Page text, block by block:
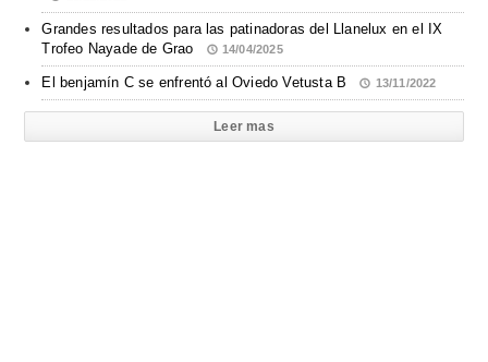
Grandes resultados para las patinadoras del Llanelux en el IX
Trofeo Nayade de Grao
14/04/2025
El benjamín C se enfrentó al Oviedo Vetusta B 13/11/2022
Leer mas